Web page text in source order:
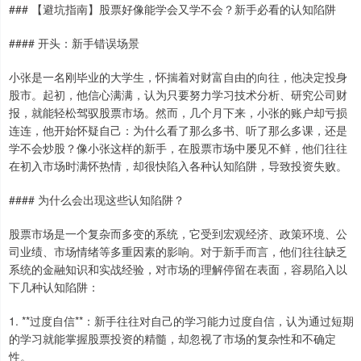
### 【避坑指南】股票好像能学会又学不会？新手必看的认知陷阱
#### 开头：新手错误场景
小张是一名刚毕业的大学生，怀揣着对财富自由的向往，他决定投身
股市。起初，他信心满满，认为只要努力学习技术分析、研究公司财
报，就能轻松驾驭股票市场。然而，几个月下来，小张的账户却亏损
连连，他开始怀疑自己：为什么看了那么多书、听了那么多课，还是
学不会炒股？像小张这样的新手，在股票市场中屡见不鲜，他们往往
在初入市场时满怀热情，却很快陷入各种认知陷阱，导致投资失败。
#### 为什么会出现这些认知陷阱？
股票市场是一个复杂而多变的系统，它受到宏观经济、政策环境、公
司业绩、市场情绪等多重因素的影响。对于新手而言，他们往往缺乏
系统的金融知识和实战经验，对市场的理解停留在表面，容易陷入以
下几种认知陷阱：
1. **过度自信**：新手往往对自己的学习能力过度自信，认为通过短期
的学习就能掌握股票投资的精髓，却忽视了市场的复杂性和不确定
性。